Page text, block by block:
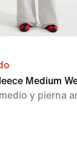
Medium
y pierna